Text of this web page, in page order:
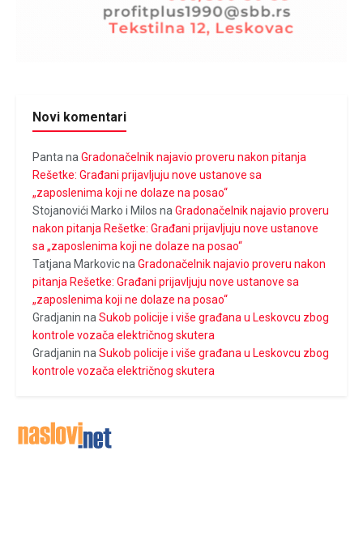
Novi komentari
Panta na Gradonačelnik najavio proveru nakon pitanja
Rešetke: Građani prijavljuju nove ustanove sa
„zaposlenima koji ne dolaze na posao“
Stojanovići Marko i Milos na Gradonačelnik najavio proveru
nakon pitanja Rešetke: Građani prijavljuju nove ustanove
sa „zaposlenima koji ne dolaze na posao“
Tatjana Markovicna Gradonačelnik najavio proveru nakon
pitanja Rešetke: Građani prijavljuju nove ustanove sa
„zaposlenima koji ne dolaze na posao“
Gradjanin na Sukob policije i više građana u Leskovcu zbog
kontrole vozača električnog skutera
Gradjanin na Sukob policije i više građana u Leskovcu zbog
kontrole vozača električnog skutera